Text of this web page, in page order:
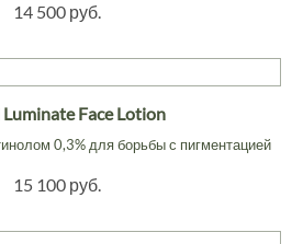
14 500 руб.
Face Lotion
0,3% для борьбы с пигментацией
15 100 руб.